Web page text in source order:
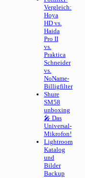
Vergleich:
Hoya
HD vs.
Haida
Pro II
vs.
Praktica
Schneider
vs.
NoName-
Billigfilter
Shure
SM58
unboxing
🎤 Das
Universal-
Mikrofon!
Lightroom
Katalog
und
Bilder
Backup